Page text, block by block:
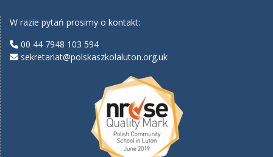
W razie pytań prosimy o kontakt:
00 44 7948 103 594
sekretariat@polskaszkolaluton.org.uk